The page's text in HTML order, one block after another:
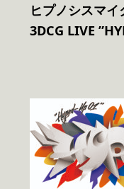
ヒプノシスマ
3DCG LIVE